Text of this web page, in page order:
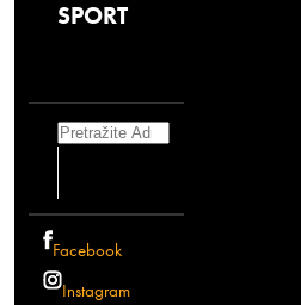
SPORT
Search
Facebook
Instagram